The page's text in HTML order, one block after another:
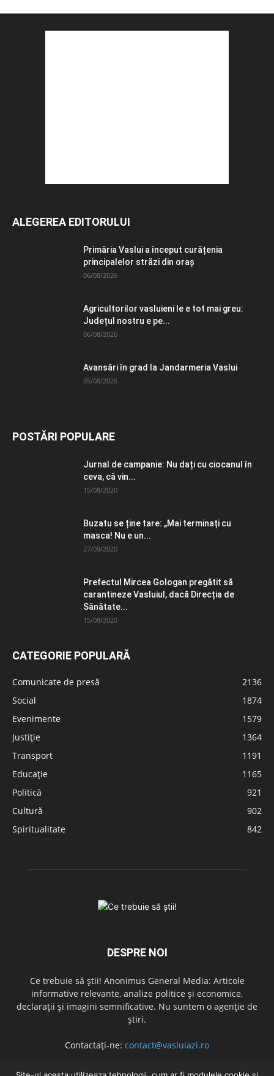
ALEGEREA EDITORULUI
Primăria Vaslui a început curățenia
principalelor străzi din oraș
06/08/2026
Agricultorilor vasluieni le e tot mai greu:
Județul nostru e pe...
06/08/2026
Avansări în grad la Jandarmeria Vaslui
05/08/2026
POSTĂRI POPULARE
Jurnal de campanie: Nu dați cu ciocanul în
ceva, că vin...
15/08/2020
Buzatu se ține tare: „Mai terminați cu
masca! Nu e un...
27/09/2020
Prefectul Mircea Gologan pregătit să
carantineze Vasluiul, dacă Direcția de
Sănătate...
15/08/2020
CATEGORIE POPULARĂ
Comunicate de presă
2136
Social
1874
Evenimente
1579
Justiție
1364
Transport
1191
Educație
1165
Politică
921
Cultură
902
Spiritualitate
842
DESPRE NOI
Ce trebuie să știi! Anonimus General Media: Articole
informative relevante, analize politice și economice,
declarații și imagini semnificative. Nu suntem o agenție de
știri.
Contactați-ne: contact@vasluiazi.ro